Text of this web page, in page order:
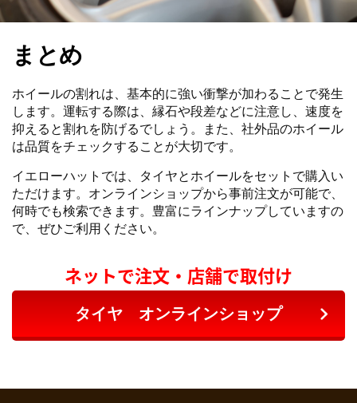
まとめ
ホイールの割れは、基本的に強い衝撃が加わることで発生
します。運転する際は、縁石や段差などに注意し、速度を
抑えると割れを防げるでしょう。また、社外品のホイール
は品質をチェックすることが大切です。
イエローハットでは、タイヤとホイールをセットで購入い
ただけます。オンラインショップから事前注文が可能で、
何時でも検索できます。豊富にラインナップしていますの
で、ぜひご利用ください。
ネットで注文・店舗で取付け
タイヤ オンラインショップ